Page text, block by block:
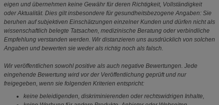
eigen und übernehmen keine Gewähr für deren Richtigkeit, Vollständigkeit
oder Aktualität. Dies gilt insbesondere für gesundheitsbezogene Angaben: Sie
beruhen auf subjektiven Einschätzungen einzelner Kunden und dürfen nicht als
wissenschaftlich belegte Tatsachen, medizinische Beratung oder verbindliche
Empfehlung verstanden werden. Wir distanzieren uns ausdrücklich von solchen
Angaben und bewerten sie weder als richtig noch als falsch.
Wir veröffentlichen sowohl positive als auch negative Bewertungen. Jede
eingehende Bewertung wird vor der Veröffentlichung geprüft und nur
freigegeben, wenn sie folgenden Kriterien entspricht:
keine beleidigenden, diskriminierenden oder rechtswidrigen Inhalte,